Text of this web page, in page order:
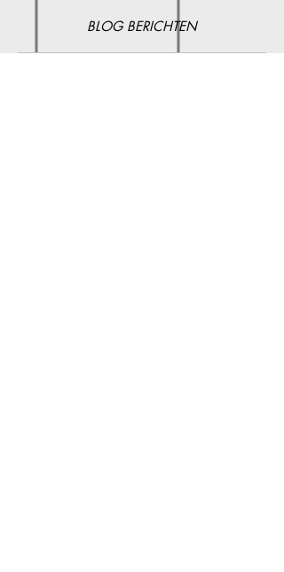
BLOG BERICHTEN